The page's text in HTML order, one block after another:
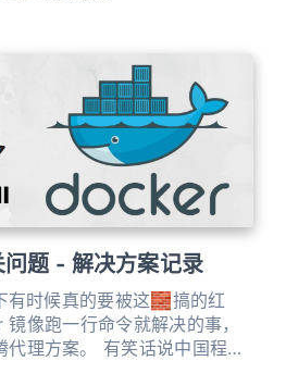
设备而无需公网 IP 或 DDNS
题 - 解决方案记录
有时候真的要被这🧱搞的红
像跑一行命令就解决的事，
代理方案。 有笑话说中国程序
在平均水平之上，在这里我